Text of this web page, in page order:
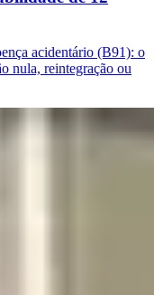
acidentário (B91): o
nula, reintegração ou